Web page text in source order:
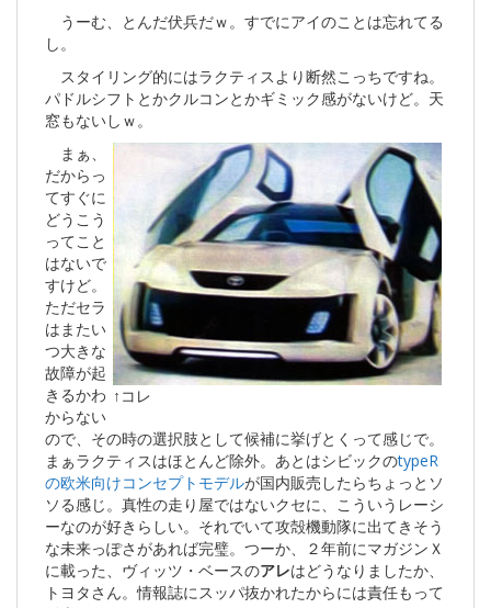
うーむ、とんだ伏兵だｗ。すでにアイのことは忘れてる
し。
スタイリング的にはラクティスより断然こっちですね。
パドルシフトとかクルコンとかギミック感がないけど。天
窓もないしｗ。
↑コレ
まぁ、
だからっ
てすぐに
どうこう
ってこと
はないで
すけど。
ただセラ
はまたい
つ大きな
故障が起
きるかわ
からない
ので、その時の選択肢として候補に挙げとくって感じで。
まぁラクティスはほとんど除外。あとはシビックのtypeR
の欧米向けコンセプトモデルが国内販売したらちょっとソ
ソる感じ。真性の走り屋ではないクセに、こういうレーシ
ーなのが好きらしい。それでいて攻殻機動隊に出てきそう
な未来っぽさがあれば完璧。つーか、２年前にマガジンＸ
に載った、ヴィッツ・ベースのアレはどうなりましたか、
トヨタさん。情報誌にスッパ抜かれたからには責任もって